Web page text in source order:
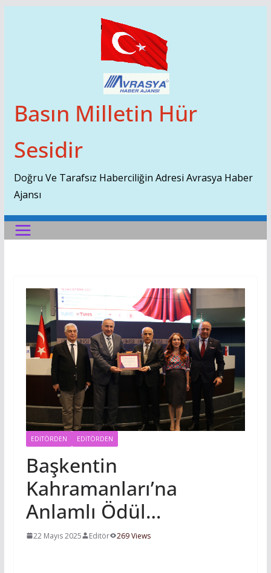
Basın Milletin Hür
Sesidir
Doğru Ve Tarafsız Haberciliğin Adresi Avrasya Haber
Ajansı
EDITÖRDEN EDİTÖRDEN
Başkentin
Kahramanları’na
Anlamlı Ödül…
22 Mayıs 2025 Editör 269 Views